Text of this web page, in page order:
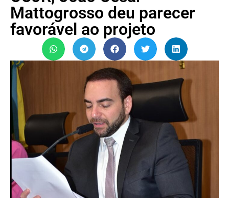
Mattogrosso deu parecer
favorável ao projeto